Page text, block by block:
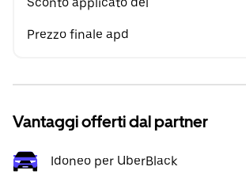
Prezzo finale apd
Vantaggi offerti dal partner
Idoneo per UberBlack